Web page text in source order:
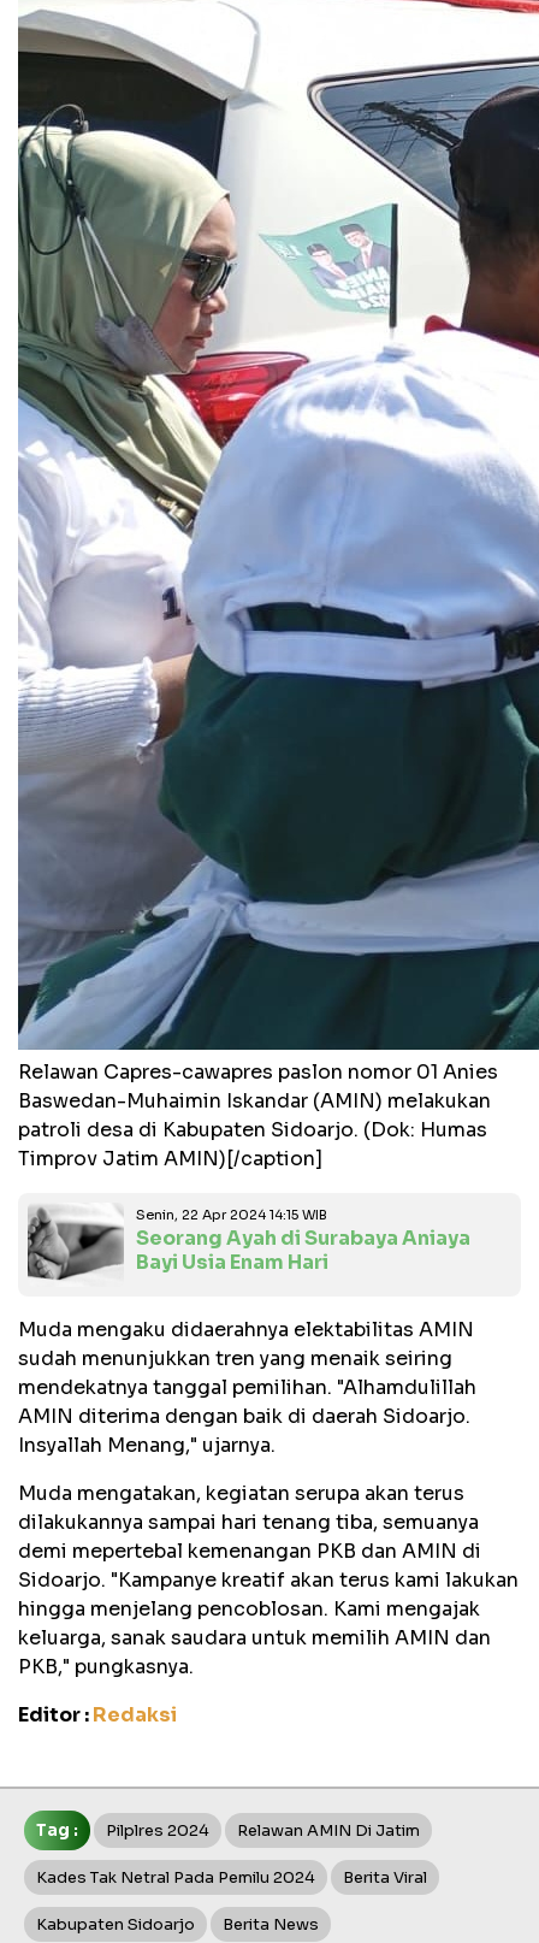
Relawan Capres-cawapres paslon nomor 01 Anies
Baswedan-Muhaimin Iskandar (AMIN) melakukan
patroli desa di Kabupaten Sidoarjo. (Dok: Humas
Timprov Jatim AMIN)[/caption]
Senin, 22 Apr 2024 14:15 WIB
Seorang Ayah di Surabaya Aniaya
Bayi Usia Enam Hari
Muda mengaku didaerahnya elektabilitas AMIN
sudah menunjukkan tren yang menaik seiring
mendekatnya tanggal pemilihan. "Alhamdulillah
AMIN diterima dengan baik di daerah Sidoarjo.
Insyallah Menang," ujarnya.
Muda mengatakan, kegiatan serupa akan terus
dilakukannya sampai hari tenang tiba, semuanya
demi mepertebal kemenangan PKB dan AMIN di
Sidoarjo. "Kampanye kreatif akan terus kami lakukan
hingga menjelang pencoblosan. Kami mengajak
keluarga, sanak saudara untuk memilih AMIN dan
PKB," pungkasnya.
Editor :Redaksi
Tag : Pilplres 2024 Relawan AMIN Di Jatim
Kades Tak Netral Pada Pemilu 2024 Berita Viral
Kabupaten Sidoarjo Berita News